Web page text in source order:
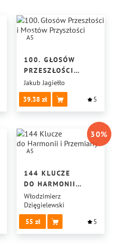
A5
100. GŁOSÓW
PRZESZŁOŚCI
I MOSTÓW
PRZYSZŁOŚCI
Jakub Jagiełło
39.38
5
A5
30%
144 KLUCZE
DO HARMONII
I PRZEMIANY
Włodzimierz
Dzięgielewski
55
5